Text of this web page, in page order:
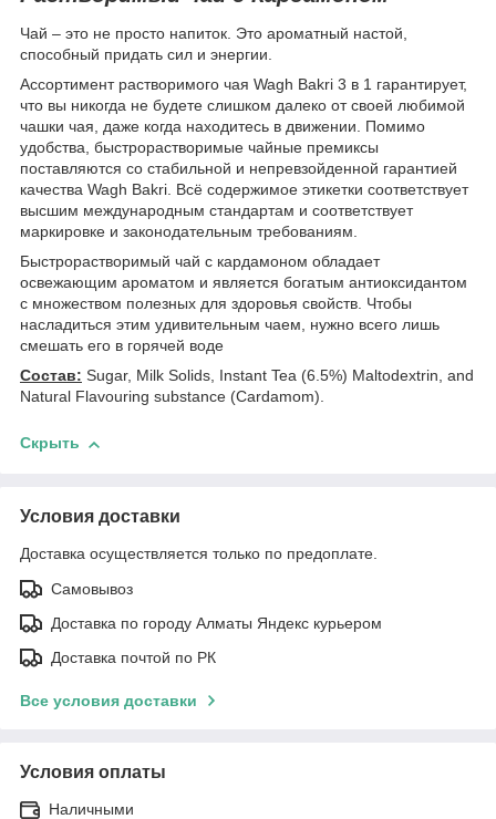
Чай – это не просто напиток. Это ароматный настой,
способный придать сил и энергии.
Ассортимент растворимого чая Wagh Bakri 3 в 1 гарантирует,
что вы никогда не будете слишком далеко от своей любимой
чашки чая, даже когда находитесь в движении. Помимо
удобства, быстрорастворимые чайные премиксы
поставляются со стабильной и непревзойденной гарантией
качества Wagh Bakri. Всё содержимое этикетки соответствует
высшим международным стандартам и соответствует
маркировке и законодательным требованиям.
Быстрорастворимый чай с кардамоном обладает
освежающим ароматом и является богатым антиоксидантом
с множеством полезных для здоровья свойств. Чтобы
насладиться этим удивительным чаем, нужно всего лишь
смешать его в горячей воде
Состав: Sugar, Milk Solids, Instant Tea (6.5%) Maltodextrin, and
Natural Flavouring substance (Cardamom).
Скрыть
Условия доставки
Доставка осуществляется только по предоплате.
Самовывоз
Доставка по городу Алматы Яндекс курьером
Доставка почтой по РК
Все условия доставки
Условия оплаты
Наличными